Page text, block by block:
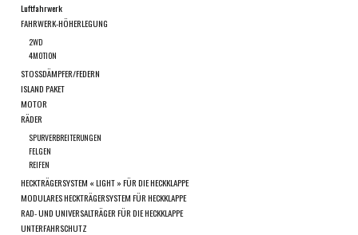
Touch-
und
VW CRAFTER / MAN TGE
SPRINTER VS30 / 907
Sprinter 906 / NCV3
FORD TRANSIT / + CUSTOM
ANDERE VANS
Luftfahrwerk
FAHRWERK-HÖHERLEGUNG
2WD
4MOTION
STOSSDÄMPFER/FEDERN
ISLAND PAKET
MOTOR
RÄDER
SPURVERBREITERUNGEN
FELGEN
REIFEN
HECKTRÄGERSYSTEM « LIGHT » FÜR DIE HECKKLAPPE
MODULARES HECKTRÄGERSYSTEM FÜR HECKKLAPPE
RAD- UND UNIVERSALTRÄGER FÜR DIE HECKKLAPPE
UNTERFAHRSCHUTZ